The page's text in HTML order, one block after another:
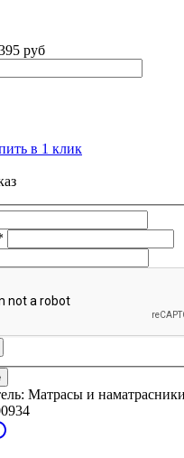
руб
в 1 клик
Матрасы и